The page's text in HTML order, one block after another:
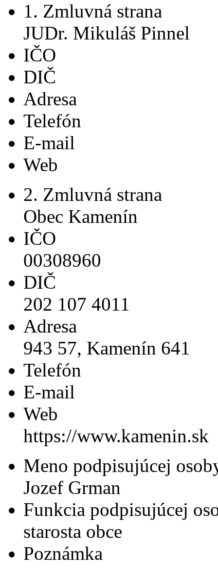
1. Zmluvná strana
JUDr. Mikuláš Pinnel
IČO
DIČ
Adresa
Telefón
E-mail
Web
2. Zmluvná strana
Obec Kamenín
IČO
00308960
DIČ
202 107 4011
Adresa
943 57, Kamenín 641
Telefón
E-mail
Web
https://www.kamenin.sk
Meno podpisujúcej
Jozef Grman
Funkcia podpisujúcej
starosta obce
Poznámka